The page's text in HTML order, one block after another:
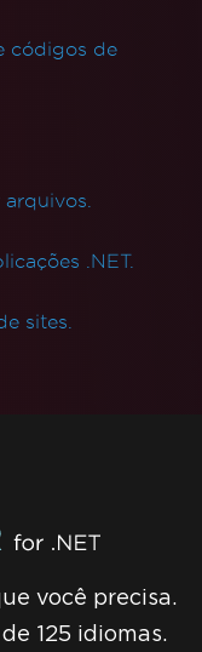
códigos de
.NET.
sites.
você precisa.
125 idiomas.